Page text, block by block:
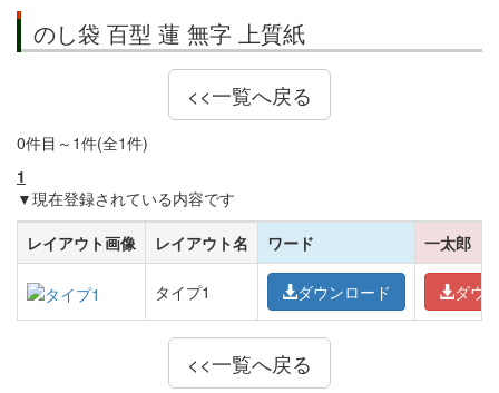
のし袋 百型 蓮 無字 上質紙
<<一覧へ戻る
0件目～1件(全1件)
1
▼現在登録されている内容です
レイアウト画像
レイアウト名 ワード 一太郎
タイプ1 ダウンロード ダウ
<<一覧へ戻る